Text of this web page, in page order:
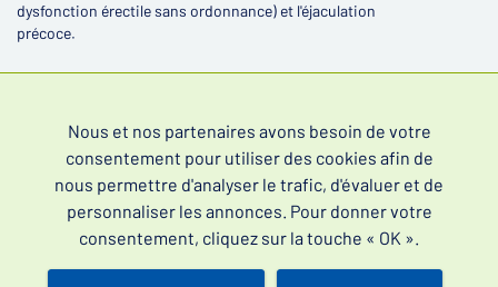
dysfonction érectile sans ordonnance) et l'éjaculation
précoce.
4,4
Nous et nos partenaires avons besoin de votre
consentement pour utiliser des cookies afin de
nous permettre d'analyser le trafic, d'évaluer et de
personnaliser les annonces. Pour donner votre
consentement, cliquez sur la touche « OK ».